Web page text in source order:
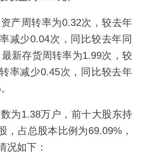
周转率为0.32次，较去年
减少0.04次，同比较去年同
新存货周转率为1.99次，较
率减少0.45次，同比较去年
1.38万户，前十大股东持
，占总股本比例为69.09%，
况如下：